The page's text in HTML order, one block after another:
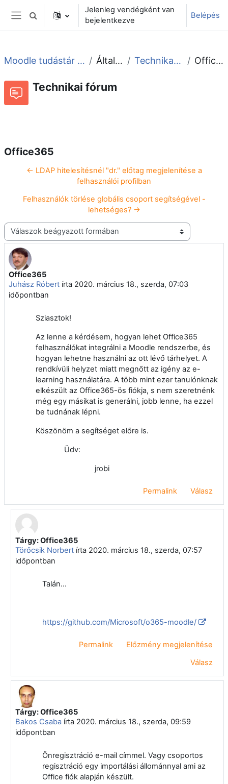
Tovább a fő tartalomhoz
Oldalpanel
Keresési bemeneti adatok váltása
Jelenleg vendégként van
bejelentkezve
Belépés
Moodle tudástár és fórum Általános Technikai fórum Office365
Technikai fórum
Office365
← LDAP hitelesítésnél "dr." előtag megjelenítése a
felhasználói profilban
Felhasználók törlése globális csoport segítségével -
lehetséges? →
Megjelenítési mód
Office365
Juhász Róbert írta 2020. március 18., szerda, 07:03
időpontban
Válaszok szám: 9
Sziasztok!
Az lenne a kérdésem, hogyan lehet Office365
felhasználókat integrálni a Moodle rendszerbe, és
hogyan lehetne használni az ott lévő tárhelyet. A
rendkívüli helyzet miatt megnőtt az igény az e-
learning használatára. A több mint ezer tanulónknak
elkészült az Office365-ös fiókja, s nem szeretnénk
még egy másikat is generálni, jobb lenne, ha ezzel
be tudnának lépni.
Köszönöm a segítséget előre is.
Üdv:
jrobi
Permalink Válasz
Válasz erre: Juhász Róbert
Tárgy: Office365
Törőcsik Norbertírta 2020. március 18., szerda, 07:57
időpontban
Talán...
https://github.com/Microsoft/o365-moodle/
Permalink
Előzmény megjelenítése
Válasz
Válasz erre: Juhász Róbert
Tárgy: Office365
Bakos Csabaírta 2020. március 18., szerda, 09:59
időpontban
Önregisztráció e-mail címmel. Vagy csoportos
regisztráció egy importálási állománnyal ami az
Office fiók alapján készült.